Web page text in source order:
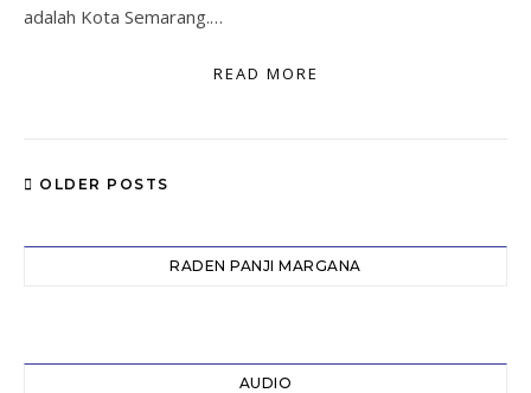
adalah Kota Semarang.…
READ MORE
OLDER POSTS
RADEN PANJI MARGANA
AUDIO